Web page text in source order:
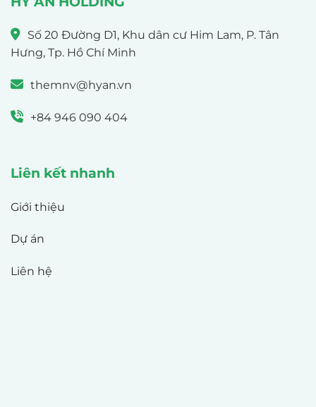
Số 20 Đường D1, Khu dân cư Him Lam, P. Tân
Hưng, Tp. Hồ Chí Minh
themnv@hyan.vn
+84 946 090 404
Liên kết nhanh
Giới thiệu
Dự án
Liên hệ